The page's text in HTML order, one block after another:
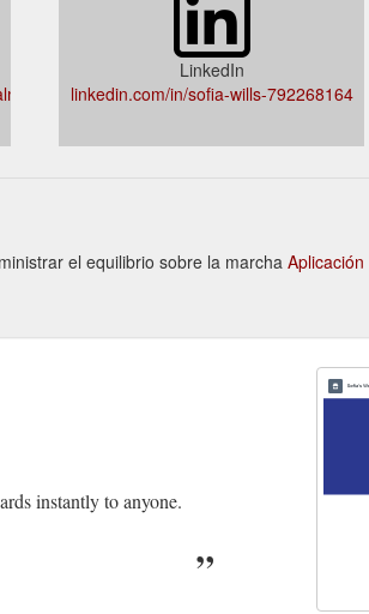
LinkedIn
linkedin.com/in/sofia-wills-792268164
el equilibrio sobre la marcha
instantly to anyone.